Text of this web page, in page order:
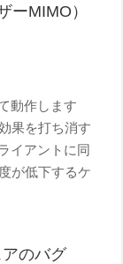
ーMIMO）
動作します
果を打ち消す
イアントに同
が低下するケ
のバグ